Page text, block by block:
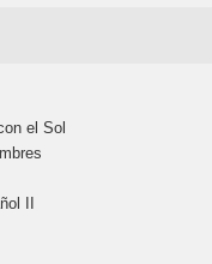
el Sol
II